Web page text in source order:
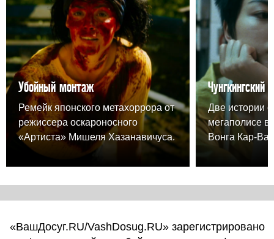
Убойный монтаж
Ремейк японского метахоррора от
режиссера оскароносного
«Артиста» Мишеля Хазанавичуса.
Чунгкингский
Две истории
мегаполисе в
Вонга Кар-
«ВашДосуг.RU/VashDosug.RU» зарегистрировано